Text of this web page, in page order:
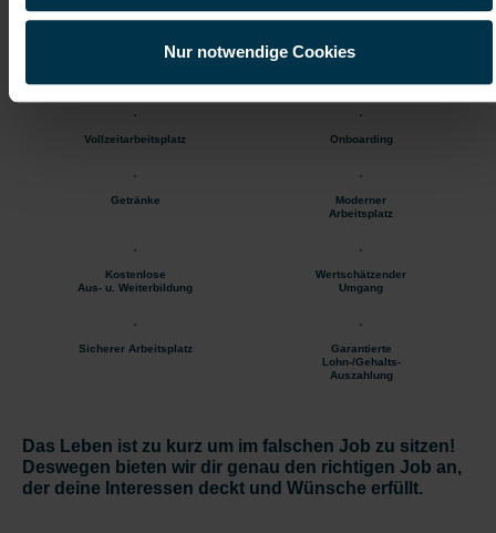
Nur notwendige Cookies
Vollzeitarbeitsplatz Onboarding
Getränke
Moderner
Arbeitsplatz
Kostenlose
Aus- u. Weiterbildung
Wertschätzender
Umgang
Sicherer Arbeitsplatz
Garantierte
Lohn-/Gehalts-
Auszahlung
Das Leben ist zu kurz um im falschen Job zu sitzen!
Deswegen bieten wir dir genau den richtigen Job an,
der deine Interessen deckt und Wünsche erfüllt.